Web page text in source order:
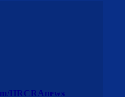
HRCRAnews